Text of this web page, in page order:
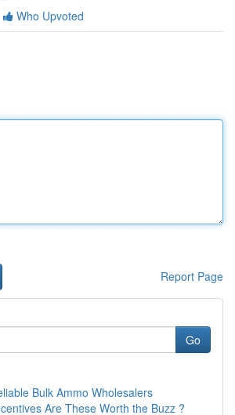
Who Upvoted
Report Page
Go
Bulk Ammo Wholesalers
Are These Worth the Buzz ?